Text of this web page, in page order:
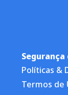
Políticas &
Termos de